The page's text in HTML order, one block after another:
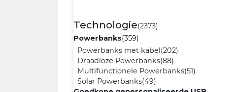
Technologie(2373)
Powerbanks(359)
Powerbanks met kabel(202)
Draadloze Powerbanks(88)
Multifunctionele Powerbanks(51)
Solar Powerbanks(49)